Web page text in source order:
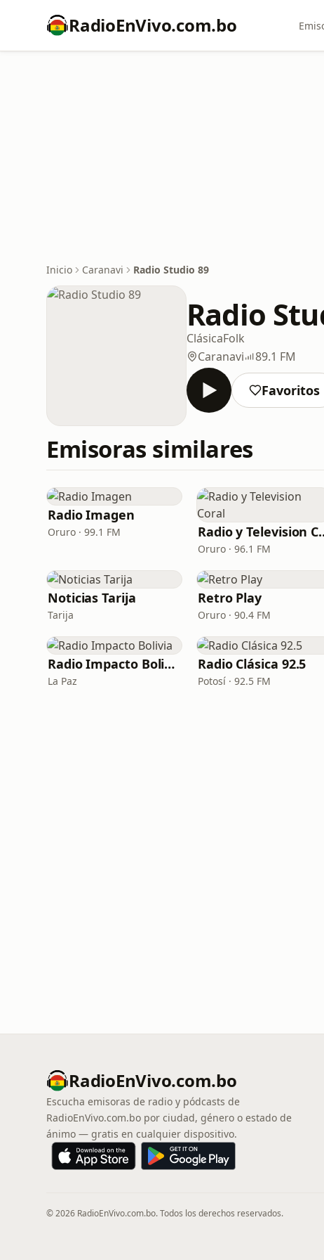
RadioEnVivo.com.bo
Inicio Caranavi Radio Studio 89
Radio
ClásicaFolk
Caranavi
89.1 FM
Favoritos
Emisoras similares
Radio Imagen
Oruro · 99.1 FM Radio
Oruro · 96.1 FM
Noticias Tarija
Tarija
Retro Play
Oruro · 90.4 FM
Radio Impacto Bolivia
La Paz
Radio Clásica 92.5
Potosí · 92.5 FM
RadioEnVivo.com.bo
Escucha emisoras de radio y pódcasts de
RadioEnVivo.com.bo por ciudad, género o estado de
ánimo — gratis en cualquier dispositivo.
© 2026 RadioEnVivo.com.bo. Todos los derechos reservados.